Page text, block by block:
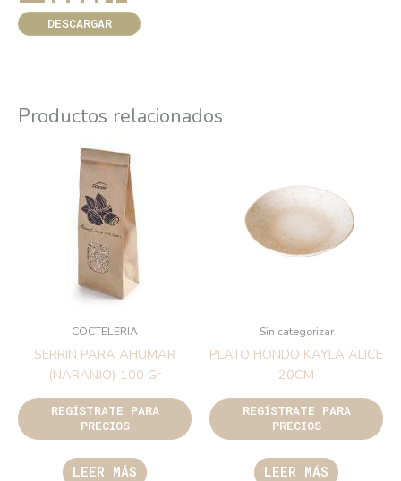
DESCARGAR
Productos relacionados
COCTELERIA
SERRIN PARA AHUMAR
(NARANJO) 100 Gr
REGÍSTRATE PARA
PRECIOS
LEER MÁS
Sin categorizar
PLATO HONDO KAYLA ALICE
20CM
REGÍSTRATE PARA
PRECIOS
LEER MÁS